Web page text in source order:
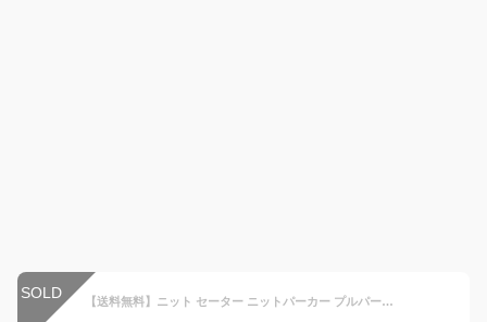
SOLD 【送料無料】ニット セーター ニットパーカー プルパーカー プルオーバー フード ニットトップス パーカータイプ フード付き ケーブル編 オーバーサイズ 長袖 無地 ゆったり 体型カバー アクリル トップス レディース 秋 冬